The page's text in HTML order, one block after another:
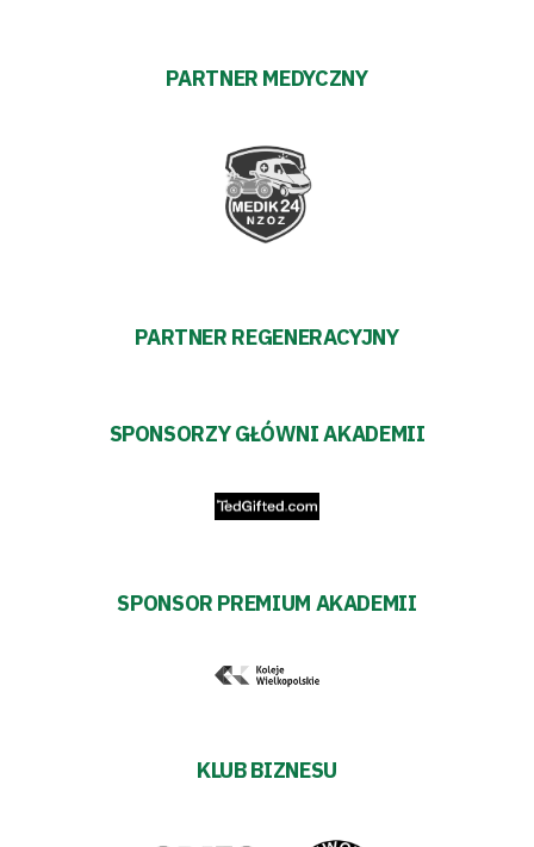
PARTNER MEDYCZNY
PARTNER REGENERACYJNY
SPONSORZY GŁÓWNI AKADEMII
SPONSOR PREMIUM AKADEMII
KLUB BIZNESU